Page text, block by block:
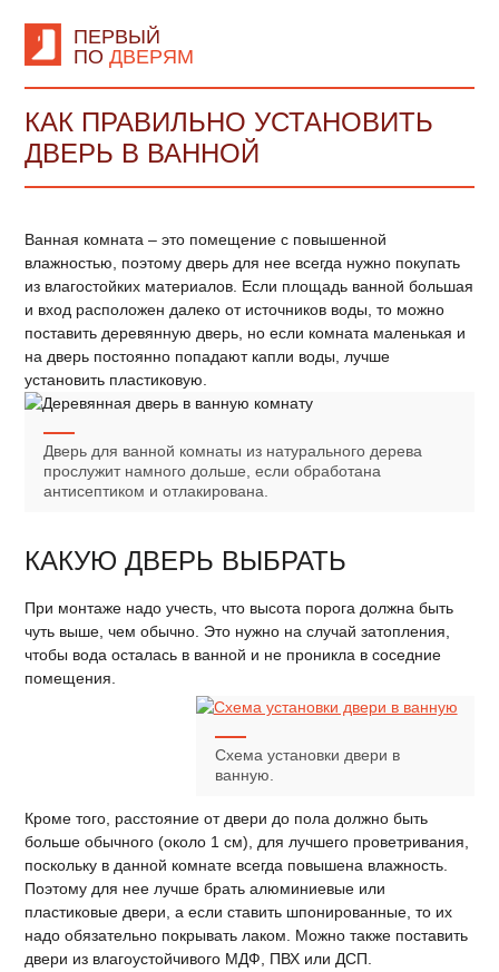
ПЕРВЫЙ
ПО ДВЕРЯМ
КАК ПРАВИЛЬНО УСТАНОВИТЬ
ДВЕРЬ В ВАННОЙ
Ванная комната – это помещение с повышенной
влажностью, поэтому дверь для нее всегда нужно покупать
из влагостойких материалов. Если площадь ванной большая
и вход расположен далеко от источников воды, то можно
поставить деревянную дверь, но если комната маленькая и
на дверь постоянно попадают капли воды, лучше
установить пластиковую.
Дверь для ванной комнаты из натурального дерева
прослужит намного дольше, если обработана
антисептиком и отлакирована.
КАКУЮ ДВЕРЬ ВЫБРАТЬ
При монтаже надо учесть, что высота порога должна быть
чуть выше, чем обычно. Это нужно на случай затопления,
чтобы вода осталась в ванной и не проникла в соседние
помещения.
Схема установки двери в
ванную.
Кроме того, расстояние от двери до пола должно быть
больше обычного (около 1 см), для лучшего проветривания,
поскольку в данной комнате всегда повышена влажность.
Поэтому для нее лучше брать алюминиевые или
пластиковые двери, а если ставить шпонированные, то их
надо обязательно покрывать лаком. Можно также поставить
двери из влагоустойчивого МДФ, ПВХ или ДСП.